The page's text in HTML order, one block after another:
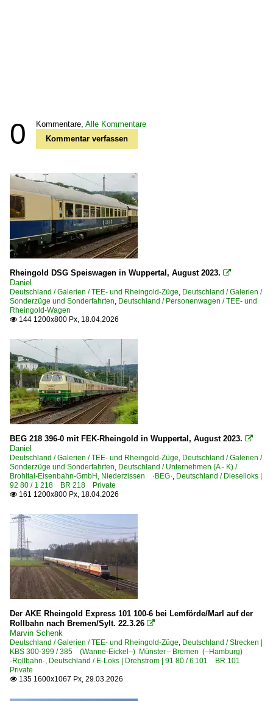
0 Kommentare, Alle Kommentare
Kommentar verfassen
Rheingold DSG Speiswagen in Wuppertal, August 2023. 
Daniel
Deutschland / Galerien / TEE- und Rheingold-Züge, Deutschland / Galerien /
Sonderzüge und Sonderfahrten, Deutschland / Personenwagen / TEE- und
Rheingold-Wagen
 144 1200x800 Px, 18.04.2026
BEG 218 396-0 mit FEK-Rheingold in Wuppertal, August 2023. 
Daniel
Deutschland / Galerien / TEE- und Rheingold-Züge, Deutschland / Galerien /
Sonderzüge und Sonderfahrten, Deutschland / Unternehmen (A - K) /
Brohltal-Eisenbahn-GmbH, Niederzissen ·BEG·, Deutschland / Dieselloks |
92 80 / 1 218 BR 218 Private
 161 1200x800 Px, 18.04.2026
Der AKE Rheingold Express 101 100-6 bei Lemförde/Marl auf der
Rollbahn nach Bremen/Sylt. 22.3.26 
Marvin Schenk
Deutschland / Galerien / TEE- und Rheingold-Züge, Deutschland / Strecken |
KBS 300-399 / 385 (Wanne-Eickel–) Münster – Bremen (–Hamburg)
·Rollbahn·, Deutschland / E-Loks | Drehstrom | 91 80 / 6 101 BR 101
Private
 135 1600x1067 Px, 29.03.2026